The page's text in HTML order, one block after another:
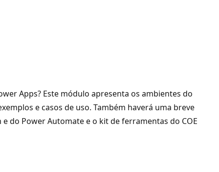
Apps? Este módulo apresenta os ambientes do
e casos de uso. Também haverá uma breve
do Power Automate e o kit de ferramentas do COE